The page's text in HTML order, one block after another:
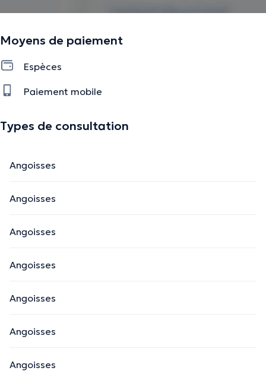
Moyens de paiement
Espèces
Paiement mobile
Types de consultation
Angoisses
Angoisses
Angoisses
Angoisses
Angoisses
Angoisses
Angoisses